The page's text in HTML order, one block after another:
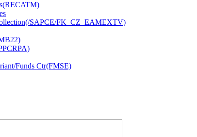
SAPCE/FK_CZ_EAMEXTV)
Funds Ctr(FMSE)